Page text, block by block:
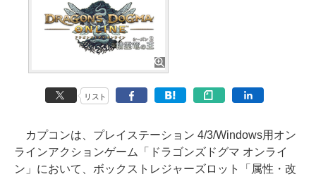
リスト
カプコンは、プレイステーション 4/3/Windows用オン
ラインアクションゲーム「ドラゴンズドグマ オンライ
ン」において、ボックストレジャーズロット「属性・改